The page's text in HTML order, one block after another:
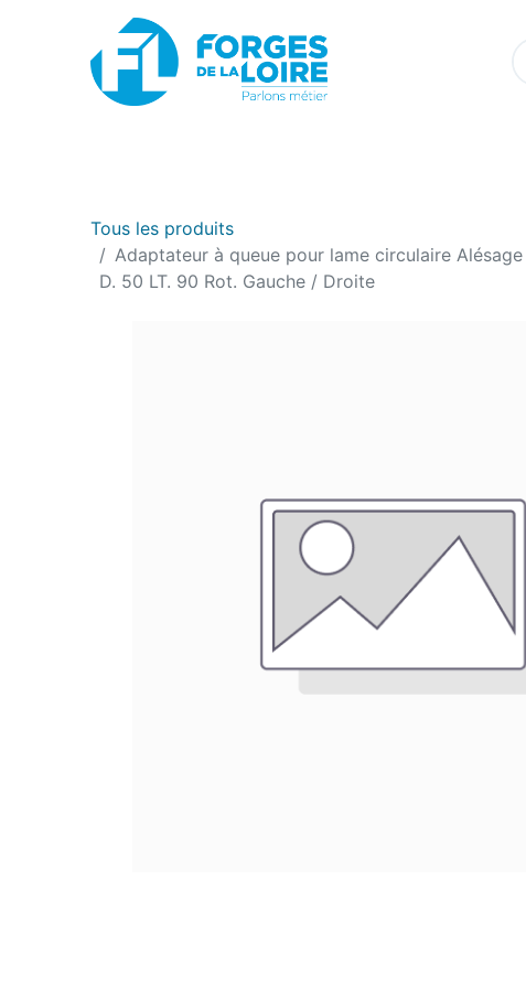
Tous les produits
Adaptateur à queue pour lame circulaire
D. 50 LT. 90 Rot. Gauche / Droite